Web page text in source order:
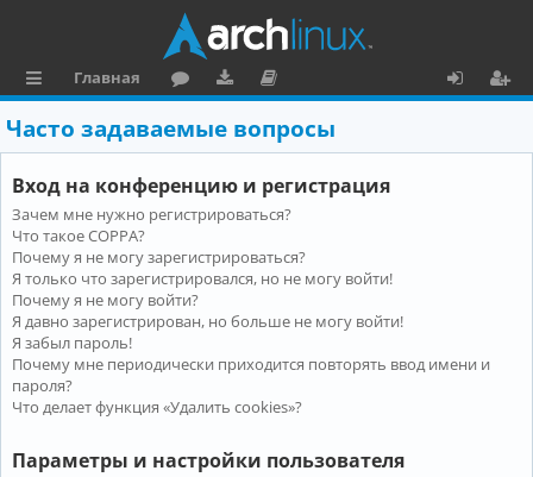
ы
л
к
и
Главная
ру
м
ру
зк
и
ку
м
е
н
та
ц
и
я
о
и
Часто задаваемые вопросы
Вход на конференцию и регистрация
Зачем мне нужно регистрироваться?
Что такое COPPA?
Почему я не могу зарегистрироваться?
Я только что зарегистрировался, но не могу войти!
Почему я не могу войти?
Я давно зарегистрирован, но больше не могу войти!
Я забыл пароль!
Почему мне периодически приходится повторять ввод имени и
пароля?
Что делает функция «Удалить cookies»?
Параметры и настройки пользователя